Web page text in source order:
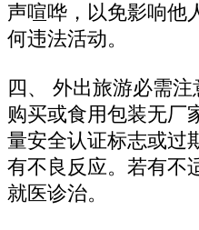
声喧哗，以免影响他
何违法活动。
四、 外出旅游必需
购买或食用包装无厂
量安全认证标志或过
有不良反应。若有不
就医诊治。